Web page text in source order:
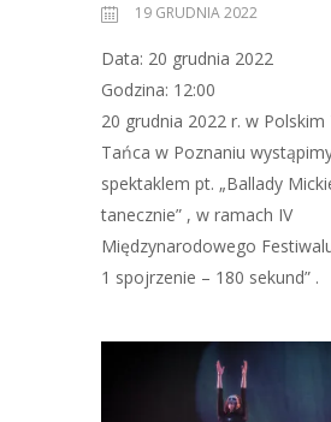
19 GRUDNIA 2022
Data: 20 grudnia 2022
Godzina: 12:00
20 grudnia 2022 r. w Polskim
Tańca w Poznaniu
spektaklem pt. „Ballady
tanecznie” , w ramach IV
Międzynarodowego
1 spojrzenie – 180